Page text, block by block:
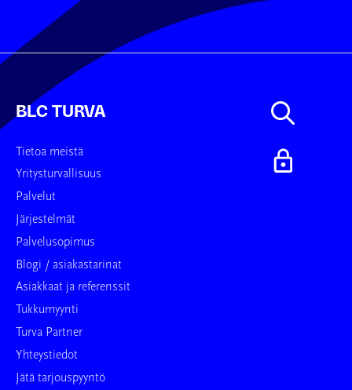
BLC TURVA
Tietoa meistä
Yritysturvallisuus
Palvelut
Järjestelmät
Palvelusopimus
Blogi / asiakastarinat
Asiakkaat ja referenssit
Tukkumyynti
Turva Partner
Yhteystiedot
Jätä tarjouspyyntö